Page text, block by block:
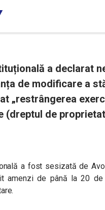
a declarat
de modificare a
„restrângerea
(dreptul de
a fost sesizată de
amenzi de până la 20